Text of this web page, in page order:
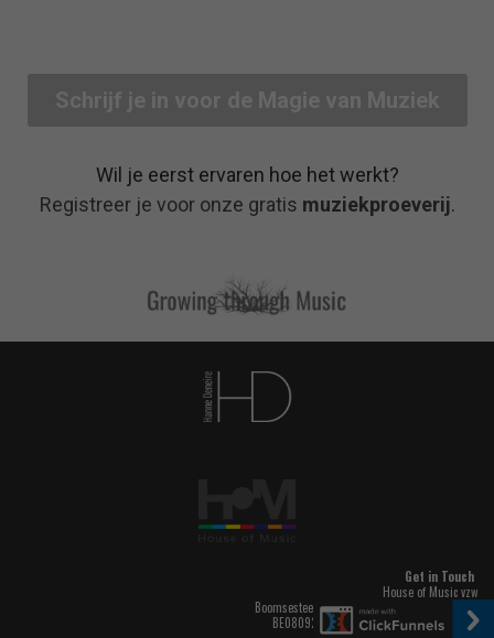
Schrijf je in voor de Magie van Muziek
Wil je eerst ervaren hoe het werkt?
Registreer je voor onze gratis muziekproeverij.
Get in Touch
House of Music vzw
Boomsesteenweg 325, 2020 Antwerpen, België
BE0809284361 info@house-of-music.be